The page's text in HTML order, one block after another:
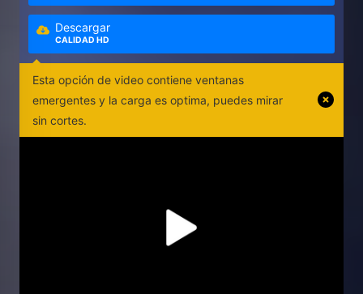
Descargar
CALIDAD HD
Esta opción de video contiene ventanas
emergentes y la carga es optima, puedes mirar
sin cortes.